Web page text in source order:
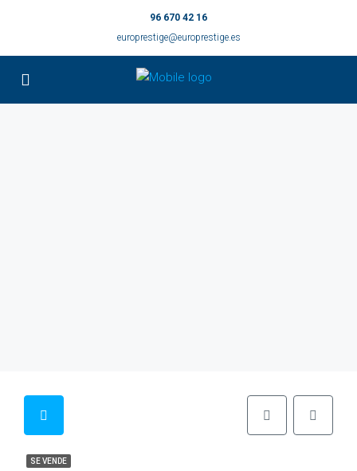
96 670 42 16
europrestige@europrestige.es
SE VENDE